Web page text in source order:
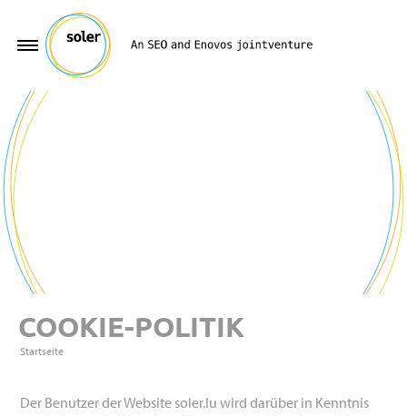
COOKIE-POLITIK
Startseite
Der Benutzer der Website soler.lu wird darüber in Kenntnis